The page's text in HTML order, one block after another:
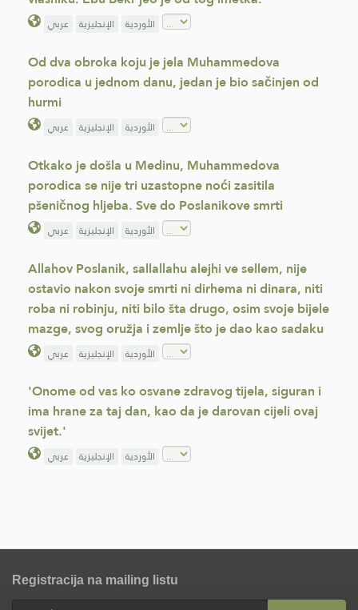
عربي الإنجليزية الأوردية
Od dva obroka koju je jela Muhammedova
porodica u jednom danu, jedan je bio sačinjen od
hurmi
عربي الإنجليزية الأوردية
Otkako je došla u Medinu, Muhammedova
porodica se nije tri uzastopne noći zasitila
pšeničnog hljeba. Sve do Poslanikove smrti
عربي الإنجليزية الأوردية
Allahov Poslanik, sallallahu alejhi ve sellem, nije
ostavio nakon svoje smrti ni dirhema ni dinara, niti
roba ni robinju, niti bilo šta drugo, osim svoje bijele
mazge, svog oružja i zemlje što je dao kao sadaku
عربي الإنجليزية الأوردية
'Onome od vas ko osvane zdravog tijela, siguran i
ima hrane za taj dan, kao da je darovan cijeli ovaj
svijet.'
عربي الإنجليزية الأوردية
Registracija na mailing listu